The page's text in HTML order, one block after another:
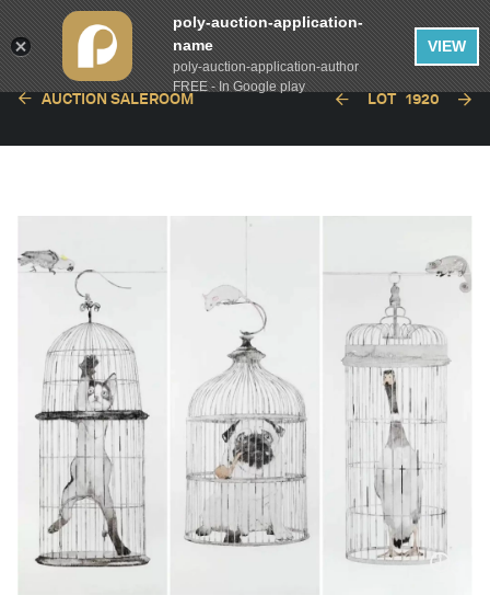
繁體中文
AUCTION SALEROOM LOT 1920
poly-auction-application-
name
poly-auction-application-author
FREE - In Google play
VIEW